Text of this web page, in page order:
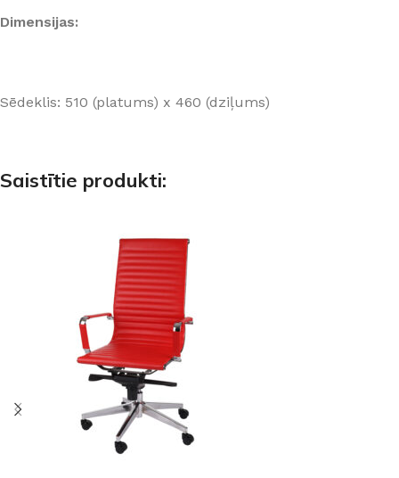
Dimensijas:
Sēdeklis: 510 (platums) x 460 (dziļums)
Saistītie produkti: